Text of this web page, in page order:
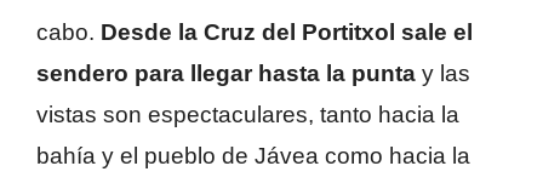
cabo. Desde la Cruz del Portitxol sale el
sendero para llegar hasta la punta y las
vistas son espectaculares, tanto hacia la
bahía y el pueblo de Jávea como hacia la